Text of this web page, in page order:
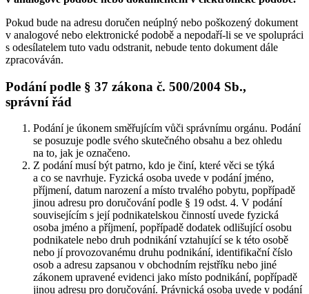
Pokud bude na adresu doručen neúplný nebo poškozený dokument
v analogové nebo elektronické podobě a nepodaří-li se ve spolupráci
s odesílatelem tuto vadu odstranit, nebude tento dokument dále
zpracováván.
Podání podle § 37 zákona č. 500/2004 Sb.,
správní řád
Podání je úkonem směřujícím vůči správnímu orgánu. Podání
se posuzuje podle svého skutečného obsahu a bez ohledu
na to, jak je označeno.
Z podání musí být patrno, kdo je činí, které věci se týká
a co se navrhuje. Fyzická osoba uvede v podání jméno,
příjmení, datum narození a místo trvalého pobytu, popřípadě
jinou adresu pro doručování podle § 19 odst. 4. V podání
souvisejícím s její podnikatelskou činností uvede fyzická
osoba jméno a příjmení, popřípadě dodatek odlišující osobu
podnikatele nebo druh podnikání vztahující se k této osobě
nebo jí provozovanému druhu podnikání, identifikační číslo
osob a adresu zapsanou v obchodním rejstříku nebo jiné
zákonem upravené evidenci jako místo podnikání, popřípadě
jinou adresu pro doručování. Právnická osoba uvede v podání